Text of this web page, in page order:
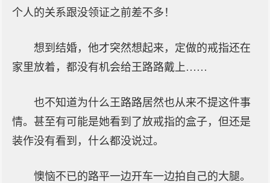
个人的关系跟没领证之前差不多！
想到结婚，他才突然想起来，定做的戒指还在
家里放着，都没有机会给王路路戴上……
也不知道为什么王路路居然也从来不提这件事
情。甚至有可能是她看到了放戒指的盒子，但还是
装作没有看到，什么都没说过。
懊恼不已的路平一边开车一边拍自己的大腿。